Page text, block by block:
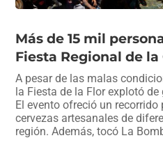
Más de 15 mil
Fiesta Regional de
A pesar de las malas
la Fiesta de la Flor explotó
El evento ofreció un
cervezas artesanales de
región. Además, tocó La